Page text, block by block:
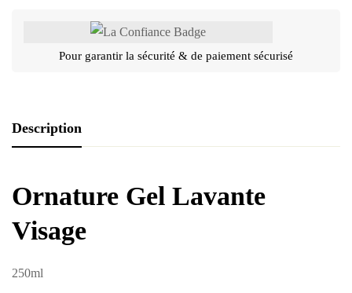
Pour garantir la sécurité & de paiement sécurisé
Description
Ornature Gel Lavante
Visage
250ml